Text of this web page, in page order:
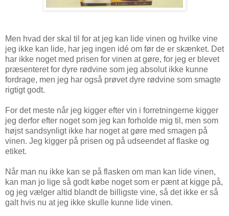
Men hvad der skal til for at jeg kan lide vinen og hvilke vine
jeg ikke kan lide, har jeg ingen idé om før de er skænket. Det
har ikke noget med prisen for vinen at gøre, for jeg er blevet
præsenteret for dyre rødvine som jeg absolut ikke kunne
fordrage, men jeg har også prøvet dyre rødvine som smagte
rigtigt godt.
For det meste når jeg kigger efter vin i forretningerne kigger
jeg derfor efter noget som jeg kan forholde mig til, men som
højst sandsynligt ikke har noget at gøre med smagen på
vinen. Jeg kigger på prisen og på udseendet af flaske og
etiket.
Når man nu ikke kan se på flasken om man kan lide vinen,
kan man jo lige så godt købe noget som er pænt at kigge på,
og jeg vælger altid blandt de billigste vine, så det ikke er så
galt hvis nu at jeg ikke skulle kunne lide vinen.